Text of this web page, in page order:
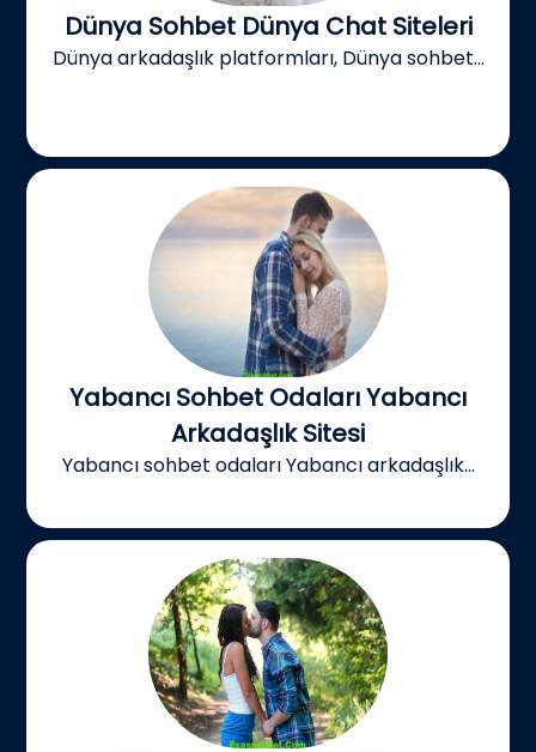
Dünya Sohbet Dünya Chat Siteleri
Dünya arkadaşlık platformları, Dünya sohbet...
Yabancı Sohbet Odaları Yabancı
Arkadaşlık Sitesi
Yabancı sohbet odaları Yabancı arkadaşlık...